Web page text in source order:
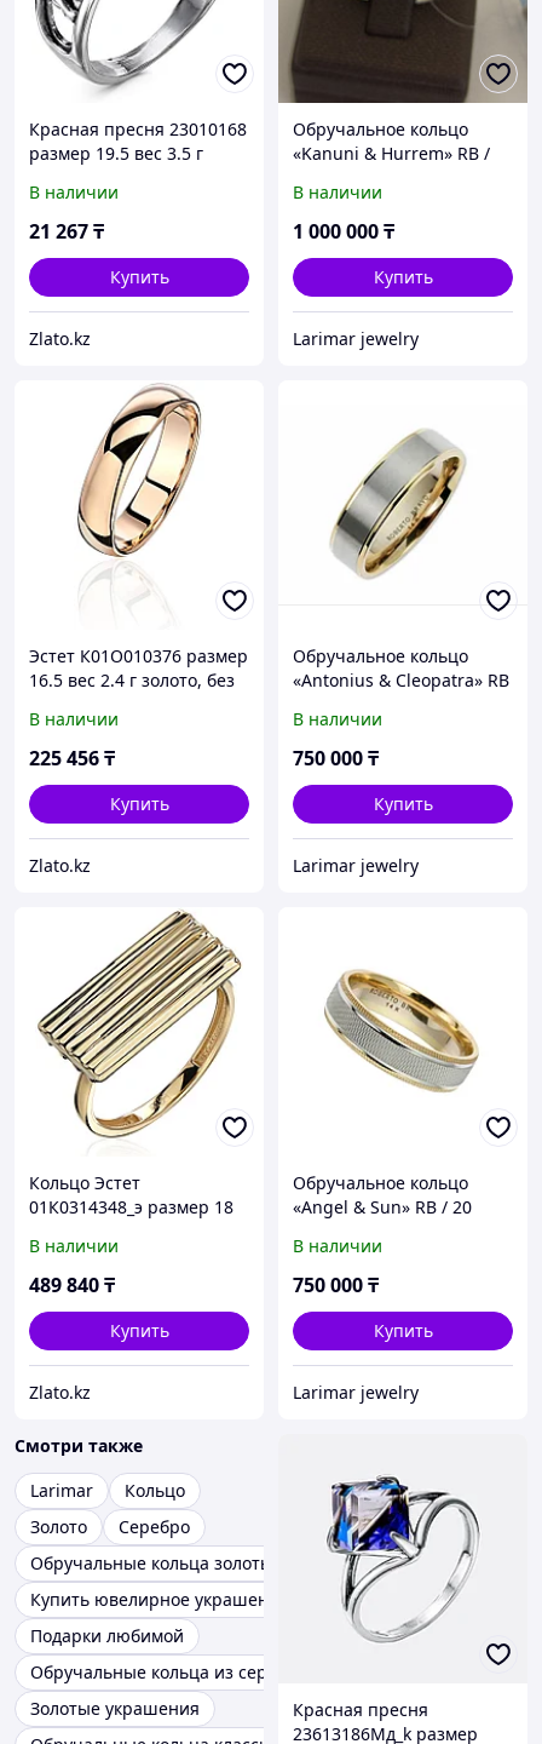
Красная пресня 23010168
размер 19.5 вес 3.5 г
В наличии
21 267₸
Купить
Zlato.kz
Обручальное кольцо
«Kanuni & Hurrem» RB /
В наличии
1 000 000₸
Купить
Larimar jewelry
Эстет К01О010376 размер
16.5 вес 2.4 г золото, без
В наличии
225 456₸
Купить
Zlato.kz
Обручальное кольцо
«Antonius & Cleopatra» RB
Абая 141 )
В наличии
750 000₸
Купить
Larimar jewelry
Кольцо Эстет
01К0314348_э размер 18
вставок
В наличии
489 840₸
Купить
Zlato.kz
Обручальное кольцо
«Angel & Sun» RB / 20
В наличии
750 000₸
Купить
Larimar jewelry
Смотри также
Larimar
Кольцо
Золото
Серебро
Обручальные кольца золотые
Купить ювелирное украшение
Подарки любимой
Обручальные кольца из серебра
Золотые украшения
Красная пресня
23613186Мд_k размер